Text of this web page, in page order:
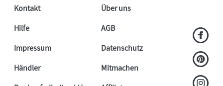
Kontakt
Über uns
Hilfe
AGB
Impressum
Datenschutz
Händler
Mitmachen